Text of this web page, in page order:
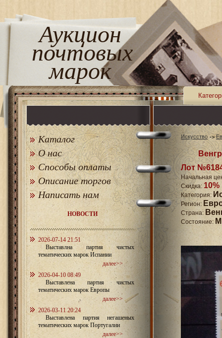
Аукцион
почтовых
марок
Каталог
О нас
Способы оплаты
Описание торгов
Написать нам
НОВОСТИ
2026-07-14 21:51
Выставлна партия чистых
тематических марок Испании
далее>>
2026-04-10 08:49
Выставлена партия чистых
тематических марок Европы
далее>>
2026-03-11 20:24
Выставлена партия негашеных
тематических марок Португалии
далее>>
Искусство
Лот
Начальная
Скидка: 10%
Категория:
Регион:
Страна:
Состояние: